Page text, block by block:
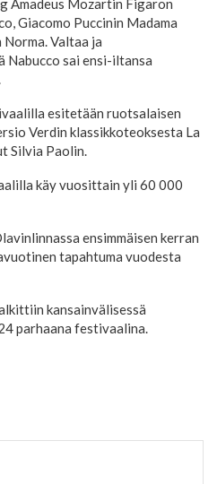
Amadeus Mozartin Figaron
Giacomo Puccinin Madama
Valtaa ja
sai ensi-iltansa
esitetään ruotsalaisen
Verdin klassikkoteoksesta La
Silvia Paolin.
käy vuosittain yli 60 000
ensimmäisen kerran
tapahtuma vuodesta
kansainvälisessä
parhaana festivaalina.